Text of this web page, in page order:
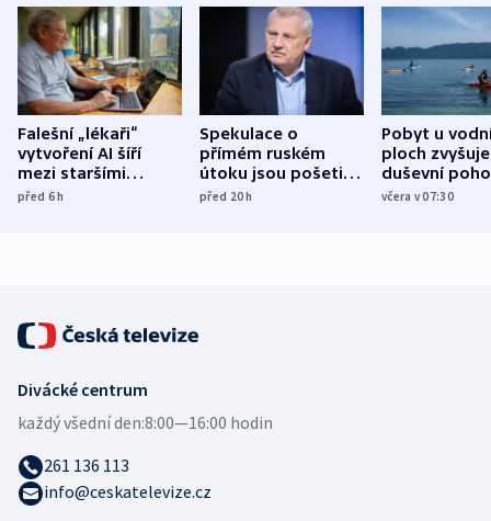
Falešní „lékaři“
vytvoření AI šíří
mezi staršími
Poláky nebezpečné
před 6h
Spekulace o
přímém ruském
útoku jsou pošetilé,
míní estonský
před 20h
Pobyt u
ploch zvyšuje
duševní
ukázala
včera v 07:30
Divácké centrum
každý všední den:8:00—16:00 hodin
261 136 113
info@ceskatelevize.cz